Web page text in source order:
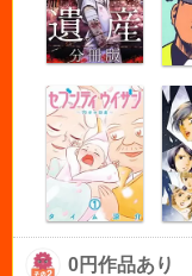
0円作品あり